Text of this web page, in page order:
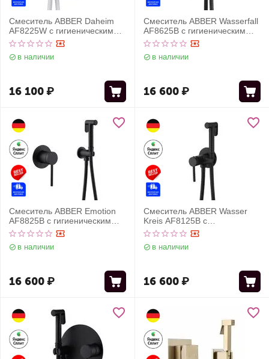
Смеситель ABBER Daheim
AF8225W с гигиеническим
душем, белый матовый
в наличии
16 100₽
Смеситель ABBER Wasserfall
AF8625B с гигиеническим
душем, черный матовый
в наличии
16 600₽
Смеситель ABBER Emotion
AF8825B с гигиеническим
душем, черный матовый
в наличии
16 600₽
Смеситель ABBER Wasser
Kreis AF8125B с
гигиеническим душем,
черный матовый
в наличии
16 600₽